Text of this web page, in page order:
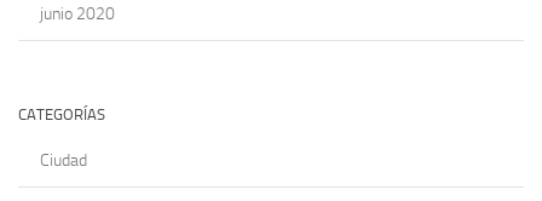
junio 2020
CATEGORÍAS
Ciudad